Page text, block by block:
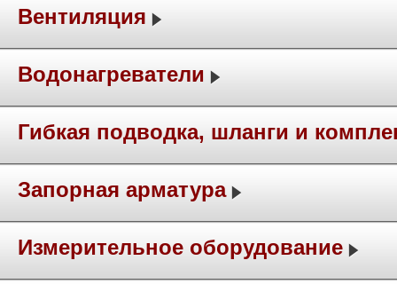
Вентиляция
Водонагреватели
Гибкая подводка, шланги и
Запорная арматура
Измерительное оборудование